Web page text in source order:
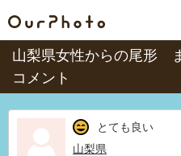
山梨県女性からの尾形
コメント
とても良い
山梨県